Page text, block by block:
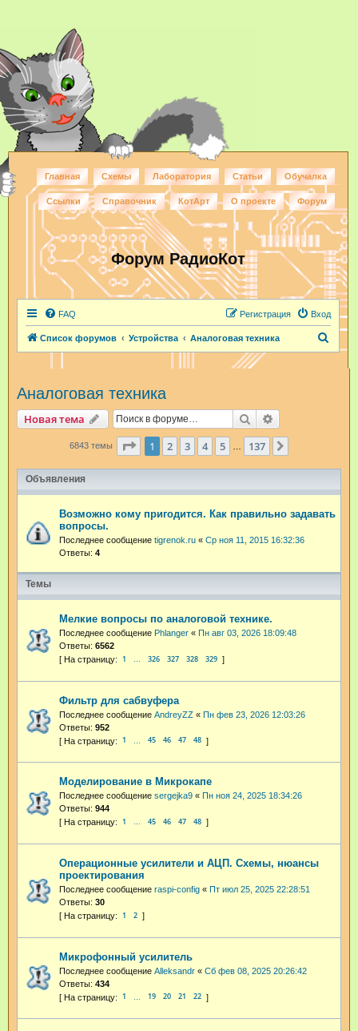
Главная Схемы Лаборатория Статьи Обучалка
Ссылки Справочник КотАрт О проекте Форум
Форум РадиоКот
FAQ Вход
Регистрация
Список форумов Устройства Аналоговая техника
Аналоговая техника
Новая тема Поиск
6843 темы Страница из 137
1 2 3 4 5 137
Объявления
Возможно кому пригодится. Как правильно задавать
вопросы.
Последнее сообщение tigrenok.ru « Ср ноя 11, 2015 16:32:36
Ответы: 4
Темы
Мелкие вопросы по аналоговой технике.
Последнее сообщение Phlanger « Пн авг 03, 2026 18:09:48
Ответы: 6562
1 … 326 327 328 329
Фильтр для сабвуфера
Последнее сообщение AndreyZZ « Пн фев 23, 2026 12:03:26
Ответы: 952
1 45 46 47 48
Моделирование в Микрокапе
Последнее сообщение sergejka9 « Пн ноя 24, 2025 18:34:26
Ответы: 944
1 … 45 46 47 48
Операционные усилители и АЦП. Схемы, нюансы
проектирования
Последнее сообщение raspi-config « Пт июл 25, 2025 22:28:51
Ответы: 30
1 2
Микрофонный усилитель
Последнее сообщение Alleksandr « Сб фев 08, 2025 20:26:42
Ответы: 434
1 19 20 21 22